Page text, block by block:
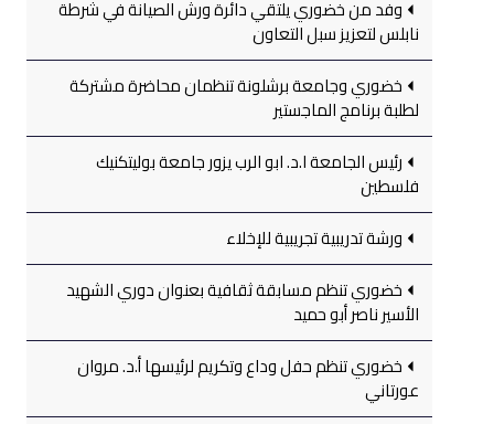
وفد من خضوري يلتقي دائرة ورش الصيانة في شرطة
نابلس لتعزيز سبل التعاون
خضوري وجامعة برشلونة تنظمان محاضرة مشتركة
لطلبة برنامج الماجستير
رئيس الجامعة ا.د. ابو الرب يزور جامعة بوليتكنيك
فلسطين
ورشة تدريبية تجريبية للإخلاء
خضوري تنظم مسابقة ثقافية بعنوان دوري الشهيد
الأسير ناصر أبو حميد
خضوري تنظم حفل وداع وتكريم لرئيسها أ.د. مروان
عورتاني